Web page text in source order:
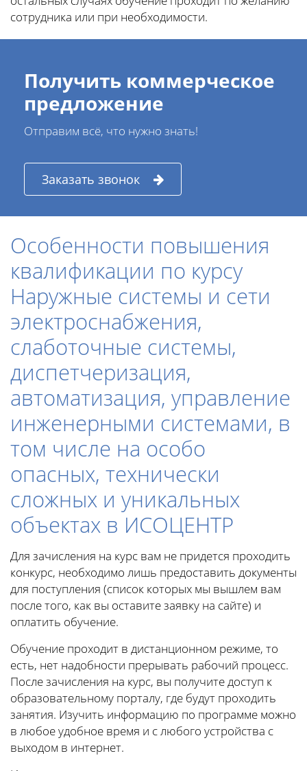
сотрудника или при необходимости.
Получить коммерческое
предложение
Отправим всё, что нужно знать!
Заказать звонок
Особенности повышения
квалификации по курсу
Наружные системы и сети
электроснабжения,
слаботочные системы,
диспетчеризация,
автоматизация, управление
инженерными системами, в
том числе на особо
опасных, технически
сложных и уникальных
объектах в ИСОЦЕНТР
Для зачисления на курс вам не придется проходить
конкурс, необходимо лишь предоставить документы
для поступления (список которых мы вышлем вам
после того, как вы оставите заявку на сайте) и
оплатить обучение.
Обучение проходит в дистанционном режиме, то
есть, нет надобности прерывать рабочий процесс.
После зачисления на курс, вы получите доступ к
образовательному порталу, где будут проходить
занятия. Изучить информацию по программе можно
в любое удобное время и с любого устройства с
выходом в интернет.